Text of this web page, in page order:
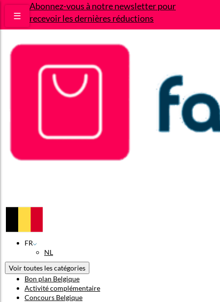
Abonnez-vous à notre newsletter pour
recevoir les dernières réductions
☰
FR
NL
Voir toutes les catégories
Bon plan Belgique
Activité complémentaire
Concours Belgique